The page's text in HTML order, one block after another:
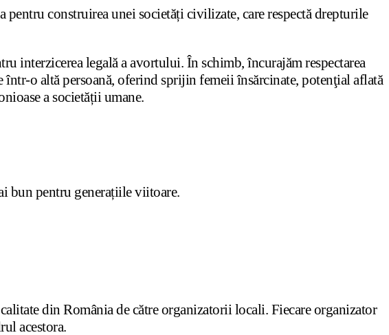
pentru construirea unei societăți civilizate, care respectă drepturile
interzicerea legală a avortului. În schimb, încurajăm respectarea
într-o altă persoană, oferind sprijin femeii însărcinate, potenţial aflată
a societății umane.
bun pentru generațiile viitoare.
din România de către organizatorii locali. Fiecare organizator
acestora.